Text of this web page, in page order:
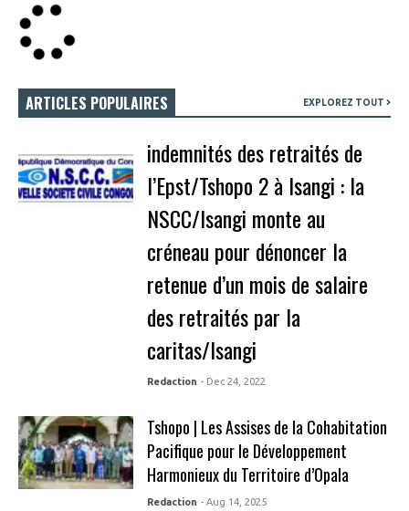
ARTICLES POPULAIRES EXPLOREZ TOUT
indemnités des retraités de
l’Epst/Tshopo 2 à Isangi : la
NSCC/Isangi monte au
créneau pour dénoncer la
retenue d’un mois de salaire
des retraités par la
caritas/Isangi
Redaction - Dec 24, 2022
Tshopo | Les Assises de la Cohabitation
Pacifique pour le Développement
Harmonieux du Territoire d’Opala
Redaction - Aug 14, 2025